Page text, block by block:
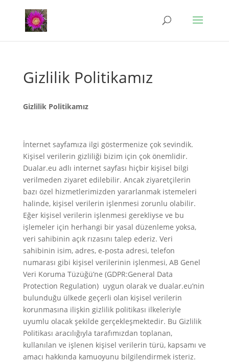
Gizlilik Politikamız
Gizlilik Politikamız
İnternet sayfamıza ilgi göstermenize çok sevindik.
Kişisel verilerin gizliliği bizim için çok önemlidir.
Dualar.eu adlı internet sayfası hiçbir kişisel bilgi
verilmeden ziyaret edilebilir. Ancak ziyaretçilerin
bazı özel hizmetlerimizden yararlanmak istemeleri
halinde, kişisel verilerin işlenmesi zorunlu olabilir.
Eğer kişisel verilerin işlenmesi gerekliyse ve bu
işlemeler için herhangi bir yasal düzenleme yoksa,
veri sahibinin açık rızasını talep ederiz. Veri
sahibinin isim, adres, e-posta adresi, telefon
numarası gibi kişisel verilerinin işlenmesi, AB Genel
Veri Koruma Tüzüğü’ne (GDPR:General Data
Protection Regulation) uygun olarak ve dualar.eu’nin
bulunduğu ülkede geçerli olan kişisel verilerin
korunmasına ilişkin gizlilik politikası ilkeleriyle
uyumlu olacak şekilde gerçekleşmektedir. Bu Gizlilik
Politikası aracılığıyla tarafımızdan toplanan,
kullanılan ve işlenen kişisel verilerin türü, kapsamı ve
amacı hakkında kamuoyunu bilgilendirmek isteriz.